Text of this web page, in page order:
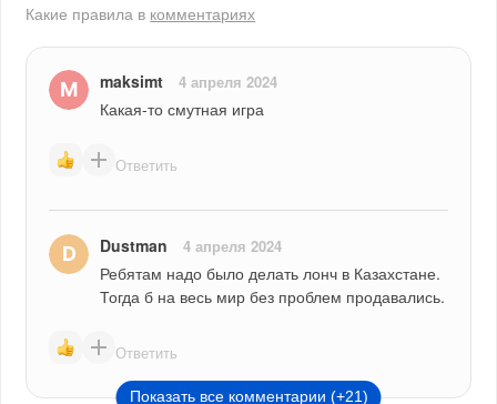
Какие правила в комментариях
maksimt 4 апреля 2024
Какая-то смутная игра
Ответить
Dustman 4 апреля 2024
Ребятам надо было делать лонч в Казахстане.
Тогда б на весь мир без проблем продавались.
Ответить
Показать все комментарии (+21)